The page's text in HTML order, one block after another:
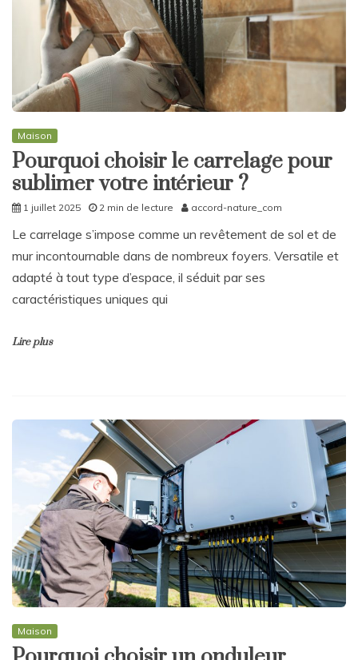
Maison
Pourquoi choisir le carrelage pour
sublimer votre intérieur ?
1 juillet 2025 2 min de lecture accord-nature_com
Le carrelage s’impose comme un revêtement de sol et de
mur incontournable dans de nombreux foyers. Versatile et
adapté à tout type d’espace, il séduit par ses
caractéristiques uniques qui
Lire plus
Maison